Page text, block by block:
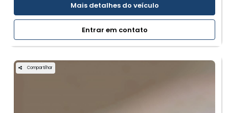
Mais detalhes do veículo
Entrar em contato
Compartilhar